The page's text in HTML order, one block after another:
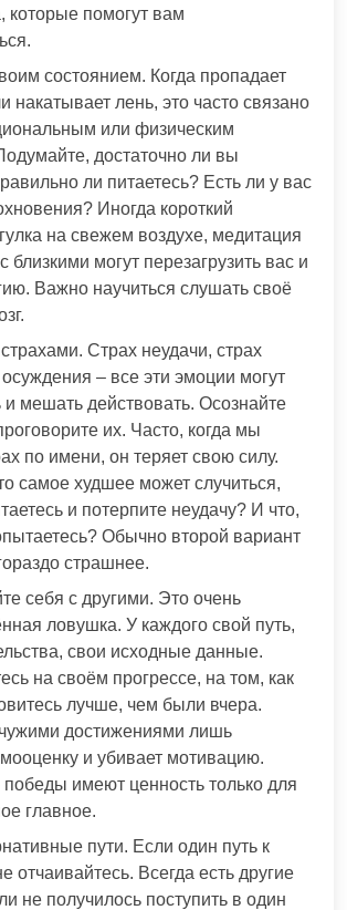
которые помогут вам
состоянием. Когда пропадает
накатывает лень, это часто связано
или физическим
достаточно ли вы
ли питаетесь? Есть ли у вас
Иногда короткий
на свежем воздухе, медитация
близкими могут перезагрузить вас и
Важно научиться слушать своё
Страх неудачи, страх
осуждения – все эти эмоции могут
и мешать действовать. Осознайте
их. Часто, когда мы
по имени, он теряет свою силу.
самое худшее может случиться,
и потерпите неудачу? И что,
Обычно второй вариант
страшнее.
себя с другими. Это очень
ловушка. У каждого свой путь,
свои исходные данные.
на своём прогрессе, на том, как
лучше, чем были вчера.
достижениями лишь
и убивает мотивацию.
имеют ценность только для
главное.
пути. Если один путь к
отчаивайтесь. Всегда есть другие
не получилось поступить в один